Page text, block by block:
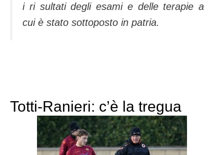
i ri sultati degli esami e delle terapie a
cui è stato sottoposto in patria.
Totti-Ranieri: c’è la tregua